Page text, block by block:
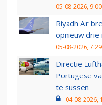
05-08-2026, 9:00
Riyadh Air
opnieuw drie
05-08-2026, 7:29
Directie
Portugese
te sussen
04-08-2026,